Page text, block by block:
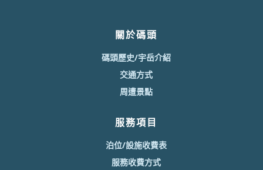
關於碼頭
碼頭歷史/宇岳介紹
交通方式
周遭景點
服務項目
泊位/設施收費表
服務收費方式